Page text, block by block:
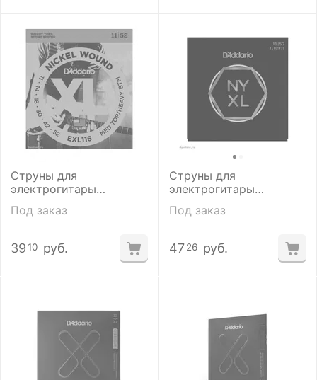
Струны для
электрогитары
Под заказ
3910 руб.
Струны для
электрогитары
Под заказ
47 26 руб.